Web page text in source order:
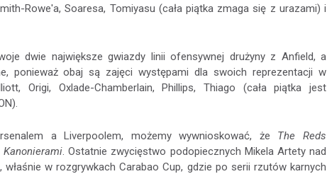
Rowe'a, Soaresa, Tomiyasu (cała piątka zmaga się z urazami) i
dwie największe gwiazdy linii ofensywnej drużyny z Anfield, a
ponieważ obaj są zajęci występami dla swoich reprezentacji w
Origi, Oxlade-Chamberlain, Phillips, Thiago (cała piątka jest
a Liverpoolem, możemy wywnioskować, że The Reds
Kanonierami. Ostatnie zwycięstwo podopiecznych Mikela Artety nad
w rozgrywkach Carabao Cup, gdzie po serii rzutów karnych